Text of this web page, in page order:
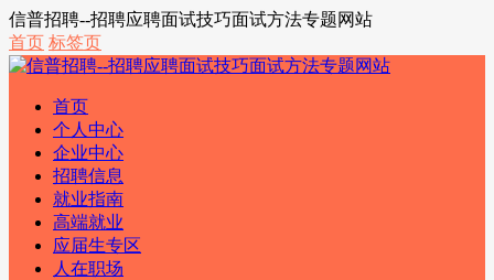
信普招聘--招聘应聘面试技巧面试方法专题网站
首页 标签页
首页
个人中心
企业中心
招聘信息
就业指南
高端就业
应届生专区
人在职场